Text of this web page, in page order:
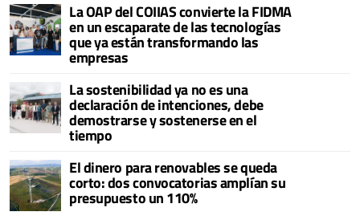
La OAP del COIIAS convierte la FIDMA
en un escaparate de las tecnologías
que ya están transformando las
empresas
La sostenibilidad ya no es una
declaración de intenciones, debe
demostrarse y sostenerse en el
tiempo
El dinero para renovables se queda
corto: dos convocatorias amplían su
presupuesto un 110%